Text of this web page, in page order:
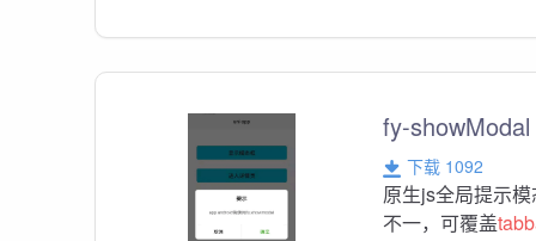
fy-showModal
下载 1092
原生js全局提示
不一，可覆盖